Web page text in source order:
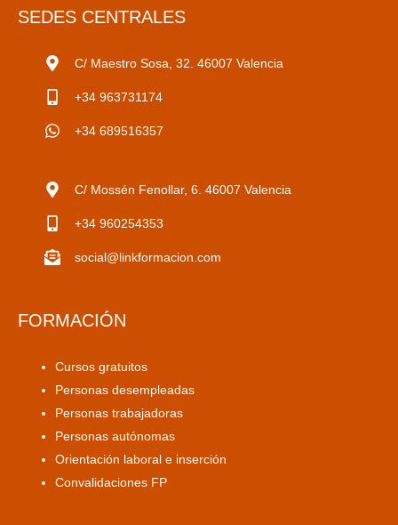
SEDES CENTRALES
C/ Maestro Sosa, 32. 46007 Valencia
+34 963731174
+34 689516357
C/ Mossén Fenollar, 6. 46007 Valencia
+34 960254353
social@linkformacion.com
FORMACIÓN
Cursos gratuitos
Personas desempleadas
Personas trabajadoras
Personas autónomas
Orientación laboral e inserción
Convalidaciones FP